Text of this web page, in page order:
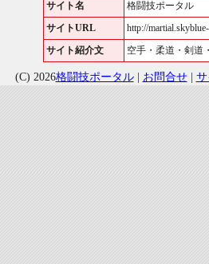
サイト名 格闘技ポータル
サイトURL http://
サイト紹介文 空手・柔道・剣道
(C) 2026格闘技ポータル| お問合せ|